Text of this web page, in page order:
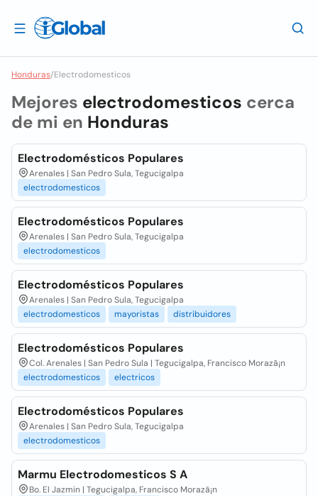
Honduras/Electrodomesticos
Mejores electrodomesticos cerca
de mi en Honduras
Electrodomésticos Populares
Arenales | San Pedro Sula, Tegucigalpa
electrodomesticos
Electrodomésticos Populares
Arenales | San Pedro Sula, Tegucigalpa
electrodomesticos
Electrodomésticos Populares
Arenales | San Pedro Sula, Tegucigalpa
electrodomesticos
mayoristas distribuidores
Electrodomésticos Populares
Col. Arenales | San Pedro Sula | Tegucigalpa, Francisco Morazã¡n
electrodomesticos
electricos
Electrodomésticos Populares
Arenales | San Pedro Sula, Tegucigalpa
electrodomesticos
Marmu Electrodomesticos S A
Bo. El Jazmin | Tegucigalpa, Francisco Morazã¡n